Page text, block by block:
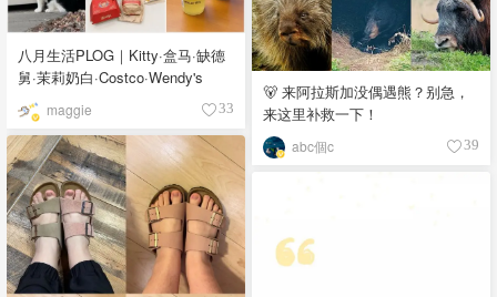
八月生活PLOG｜Kitty·盒马·缺德
舅·茉莉奶白·Costco·Wendy's
maggie 33
🐻 来阿拉斯加没偶遇熊？别急，
来这里补救一下！
abc個c 39